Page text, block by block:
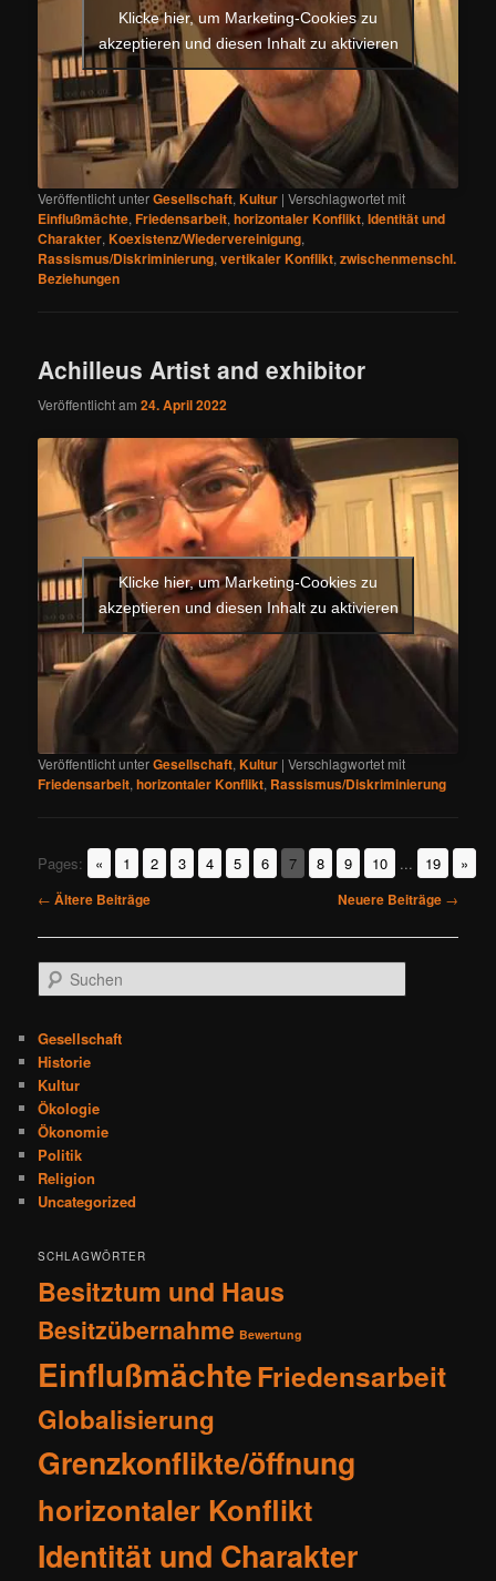
Klicke hier, um Marketing-Cookies zu
akzeptieren und diesen Inhalt zu aktivieren
Veröffentlicht unterGesellschaft,Kultur |Verschlagwortet mit
Einflußmächte,Friedensarbeit,horizontaler Konflikt,Identität und
Charakter,Koexistenz/Wiedervereinigung,
Rassismus/Diskriminierung,vertikaler Konflikt,zwischenmenschl.
Beziehungen
Achilleus Artist and exhibitor
Veröffentlicht am24. April 2022
Klicke hier, um Marketing-Cookies zu
akzeptieren und diesen Inhalt zu aktivieren
Veröffentlicht unterGesellschaft,Kultur |Verschlagwortet mit
Friedensarbeit,horizontaler Konflikt, Rassismus/Diskriminierung
Pages: « 1 2 3 4 5 6 7 8 9 10 ... 19
»
Beitragsnavigation
← Ältere Beiträge Neuere Beiträge →
u
h
e
n
Gesellschaft
Historie
Kultur
Ökologie
Ökonomie
Politik
Religion
Uncategorized
SCHLAGWÖRTER
Besitztum und Haus
Besitzübernahme Bewertung
EinflußmächteFriedensarbeit
Globalisierung
Grenzkonflikte/öffnung
horizontaler Konflikt
Identität und Charakter